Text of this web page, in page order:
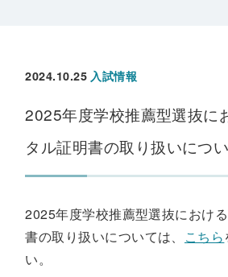
2024.10.25 入試情報
2025年度学校推薦型選抜に
タル証明書の取り扱いにつ
2025年度学校推薦型選抜におけ
書の取り扱いについては、 こちら
い。